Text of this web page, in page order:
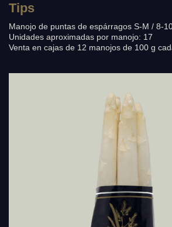
Tips
Manojo de puntas de espárragos S-M / 8-
Unidades aproximadas por manojo: 17
Venta en cajas de 12 manojos de 100 g